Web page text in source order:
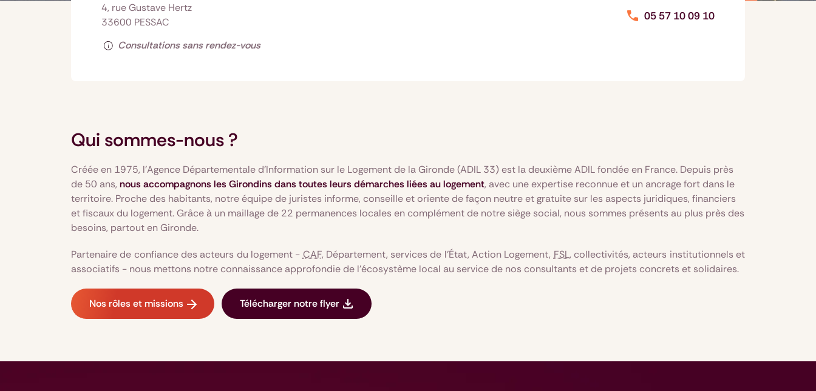
4, rue Gustave Hertz
33600 PESSAC
Consultations sans rendez-vous
05 57 10 09 10
Qui sommes-nous ?
Créée en 1975, l’Agence Départementale d’Information sur le Logement de la Gironde (ADIL 33) est la deuxième ADIL fondée en France. Depuis près
de 50 ans, nous accompagnons les Girondins dans toutes leurs démarches liées au logement, avec une expertise reconnue et un ancrage fort dans le
territoire. Proche des habitants, notre équipe de juristes informe, conseille et oriente de façon neutre et gratuite sur les aspects juridiques, financiers
et fiscaux du logement. Grâce à un maillage de 22 permanences locales en complément de notre siège social, nous sommes présents au plus près des
besoins, partout en Gironde.
Partenaire de confiance des acteurs du logement - CAF, Département, services de l’État, Action Logement, FSL, collectivités, acteurs institutionnels et
associatifs - nous mettons notre connaissance approfondie de l’écosystème local au service de nos consultants et de projets concrets et solidaires.
Nos rôles et missions Télécharger notre flyer